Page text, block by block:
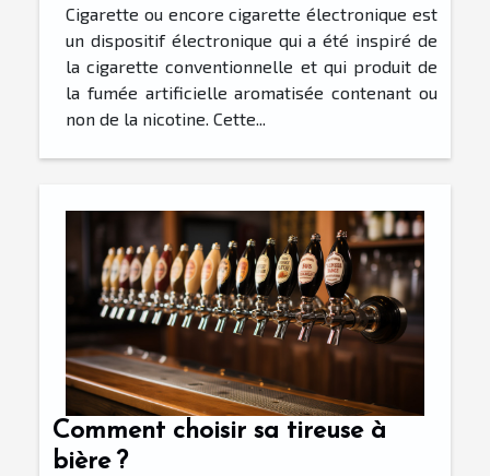
Cigarette ou encore cigarette électronique est
un dispositif électronique qui a été inspiré de
la cigarette conventionnelle et qui produit de
la fumée artificielle aromatisée contenant ou
non de la nicotine. Cette...
Comment choisir sa tireuse à
bière ?